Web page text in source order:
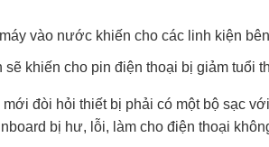
vào nước khiến cho các linh kiện
khiến cho pin điện thoại bị giảm tuổi
đòi hỏi thiết bị phải có một bộ sạc
bị hư, lỗi, làm cho điện thoại